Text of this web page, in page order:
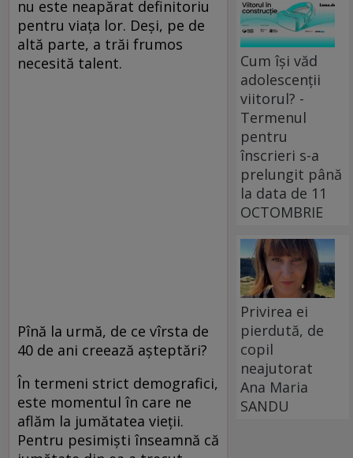
nu este neapărat definitoriu
pentru viaţa lor. Deşi, pe de
altă parte, a trăi frumos
necesită talent.
Pînă la urmă, de ce vîrsta de
40 de ani creează aşteptări?
În termeni strict demografici,
este momentul în care ne
aflăm la jumătatea vieţii.
Pentru pesimişti înseamnă că
Cum își văd
adolescenții
viitorul? -
Termenul
pentru
înscrieri s-a
prelungit până
la data de 11
OCTOMBRIE
Privirea ei
pierdută, de
copil
neajutorat
Ana Maria
SANDU